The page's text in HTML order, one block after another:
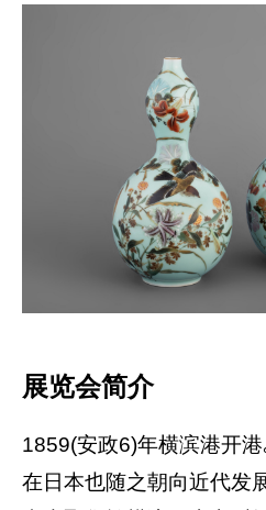
展览会简介
1859(安政6)年横滨港开
在日本也随之朝向近代发